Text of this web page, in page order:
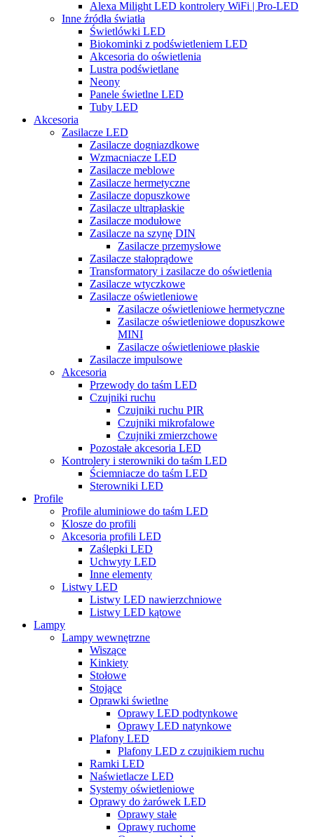
Alexa Milight LED kontrolery WiFi | Pro-LED
Inne źródła światła
Świetlówki LED
Biokominki z podświetleniem LED
Akcesoria do oświetlenia
Lustra podświetlane
Neony
Panele świetlne LED
Tuby LED
Akcesoria
Zasilacze LED
Zasilacze dogniazdkowe
Wzmacniacze LED
Zasilacze meblowe
Zasilacze hermetyczne
Zasilacze dopuszkowe
Zasilacze ultrapłaskie
Zasilacze modułowe
Zasilacze na szynę DIN
Zasilacze przemysłowe
Zasilacze stałoprądowe
Transformatory i zasilacze do oświetlenia
Zasilacze wtyczkowe
Zasilacze oświetleniowe
Zasilacze oświetleniowe hermetyczne
Zasilacze oświetleniowe dopuszkowe
MINI
Zasilacze oświetleniowe płaskie
Zasilacze impulsowe
Akcesoria
Przewody do taśm LED
Czujniki ruchu
Czujniki ruchu PIR
Czujniki mikrofalowe
Czujniki zmierzchowe
Pozostałe akcesoria LED
Kontrolery i sterowniki do taśm LED
Ściemniacze do taśm LED
Sterowniki LED
Profile
Profile aluminiowe do taśm LED
Klosze do profili
Akcesoria profili LED
Zaślepki LED
Uchwyty LED
Inne elementy
Listwy LED
Listwy LED nawierzchniowe
Listwy LED kątowe
Lampy
Lampy wewnętrzne
Wiszące
Kinkiety
Stołowe
Stojące
Oprawki świetlne
Oprawy LED podtynkowe
Oprawy LED natynkowe
Plafony LED
Plafony LED z czujnikiem ruchu
Ramki LED
Naświetlacze LED
Systemy oświetleniowe
Oprawy do żarówek LED
Oprawy stałe
Oprawy ruchome